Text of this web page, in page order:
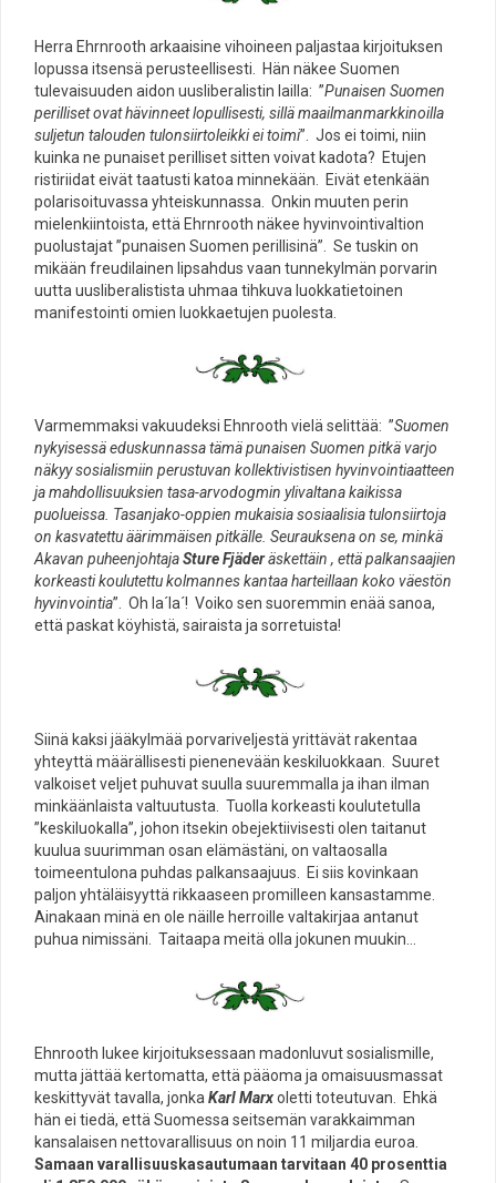
Herra Ehrnrooth arkaaisine vihoineen paljastaa kirjoituksen
lopussa itsensä perusteellisesti. Hän näkee Suomen
tulevaisuuden aidon uusliberalistin lailla: ”Punaisen Suomen
perilliset ovat hävinneet lopullisesti, sillä maailmanmarkkinoilla
suljetun talouden tulonsiirtoleikki ei toimi”. Jos ei toimi, niin
kuinka ne punaiset perilliset sitten voivat kadota? Etujen
ristiriidat eivät taatusti katoa minnekään. Eivät etenkään
polarisoituvassa yhteiskunnassa. Onkin muuten perin
mielenkiintoista, että Ehrnrooth näkee hyvinvointivaltion
puolustajat ”punaisen Suomen perillisinä”. Se tuskin on
mikään freudilainen lipsahdus vaan tunnekylmän porvarin
uutta uusliberalistista uhmaa tihkuva luokkatietoinen
manifestointi omien luokkaetujen puolesta.
Varmemmaksi vakuudeksi Ehnrooth vielä selittää: ”Suomen
nykyisessä eduskunnassa tämä punaisen Suomen pitkä varjo
näkyy sosialismiin perustuvan kollektivistisen hyvinvointiaatteen
ja mahdollisuuksien tasa-arvodogmin ylivaltana kaikissa
puolueissa. Tasanjako-oppien mukaisia sosiaalisia tulonsiirtoja
on kasvatettu äärimmäisen pitkälle. Seurauksena on se, minkä
Akavan puheenjohtajaSture Fjäderäskettäin , että palkansaajien
korkeasti koulutettu kolmannes kantaa harteillaan koko väestön
hyvinvointia”. Oh la´la´! Voiko sen suoremmin enää sanoa,
että paskat köyhistä, sairaista ja sorretuista!
Siinä kaksi jääkylmää porvariveljestä yrittävät rakentaa
yhteyttä määrällisesti pienenevään keskiluokkaan. Suuret
valkoiset veljet puhuvat suulla suuremmalla ja ihan ilman
minkäänlaista valtuutusta. Tuolla korkeasti koulutetulla
”keskiluokalla”, johon itsekin obejektiivisesti olen taitanut
kuulua suurimman osan elämästäni, on valtaosalla
toimeentulona puhdas palkansaajuus. Ei siis kovinkaan
paljon yhtäläisyyttä rikkaaseen promilleen kansastamme.
Ainakaan minä en ole näille herroille valtakirjaa antanut
puhua nimissäni. Taitaapa meitä olla jokunen muukin…
Ehnrooth lukee kirjoituksessaan madonluvut sosialismille,
mutta jättää kertomatta, että pääoma ja omaisuusmassat
keskittyvät tavalla, jonka Karl Marxoletti toteutuvan. Ehkä
hän ei tiedä, että Suomessa seitsemän varakkaimman
kansalaisen nettovarallisuus on noin 11 miljardia euroa.
Samaan varallisuuskasautumaan tarvitaan 40 prosenttia